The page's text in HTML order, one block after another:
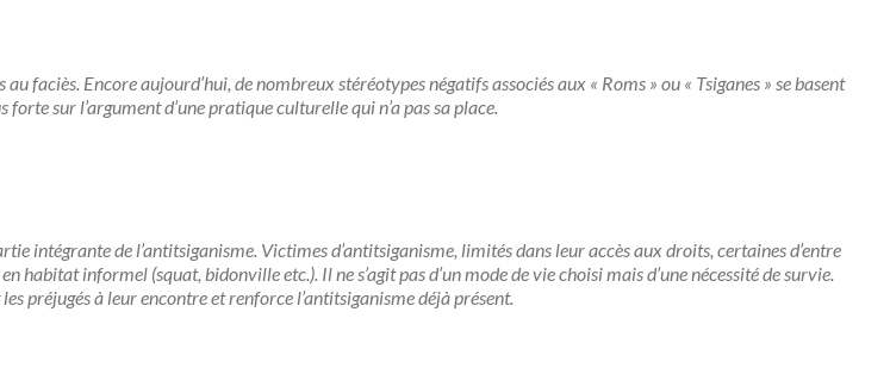
faciès. Encore aujourd’hui, de nombreux stéréotypes négatifs associés aux « Roms » ou « Tsiganes » se basent
sur l’argument d’une pratique culturelle qui n’a pas sa place.
intégrante de l’antitsiganisme. Victimes d’antitsiganisme, limités dans leur accès aux droits, certaines d’entre
informel (squat, bidonville etc.). Il ne s’agit pas d’un mode de vie choisi mais d’une nécessité de survie.
préjugés à leur encontre et renforce l’antitsiganisme déjà présent.